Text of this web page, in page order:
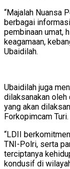
“Majalah Nuansa
berbagai
pembinaan umat,
keagamaan,
Ubaidilah.
Ubaidilah juga
dilaksanakan oleh
yang akan
Forkopimcam Turi.
“LDII
TNI-Polri, serta
terciptanya
kondusif di